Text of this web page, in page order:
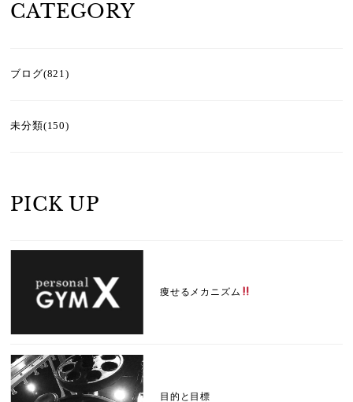
CATEGORY
ブログ(821)
未分類(150)
PICK UP
痩せるメカニズム
目的と目標